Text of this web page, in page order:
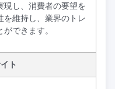
現し、消費者の要望を
を維持し、業界のトレ
できます。
ト